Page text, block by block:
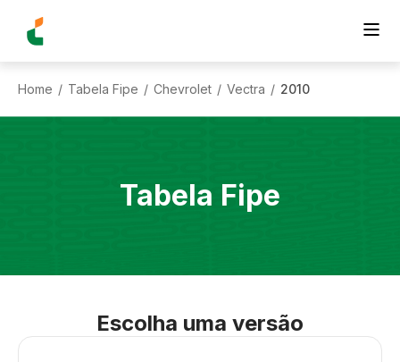
Home / Tabela Fipe / Chevrolet / Vectra / 2010
Tabela Fipe
Escolha uma versão